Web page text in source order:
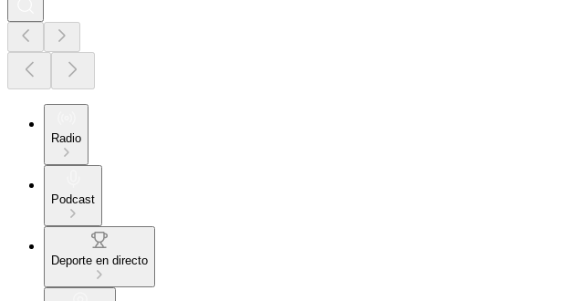
Radio
Podcast
Deporte en directo